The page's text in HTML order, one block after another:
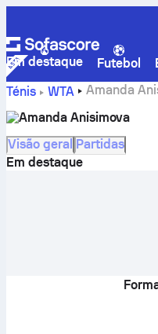
Em destaque Futebol
Ténis
WTA
Amanda
Amanda Anisimova
Visão geral Partidas
Em destaque